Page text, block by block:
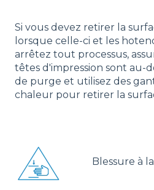
Si vous devez retirer la
lorsque celle-ci et les
arrêtez tout processus,
têtes d'impression sont au-
de purge et utilisez des
chaleur pour retirer la
Blessure à